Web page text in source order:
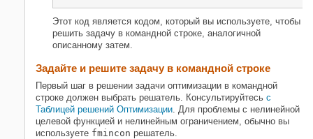
Этот код является кодом, который вы используете, чтобы
решить задачу в командной строке, аналогичной
описанному затем.
Задайте и решите задачу в командной строке
Первый шаг в решении задачи оптимизации в командной
строке должен выбрать решатель. Консультируйтесь с
Таблицей решений Оптимизации . Для проблемы с нелинейной
целевой функцией и нелинейным ограничением, обычно вы
используете fmincon решатель.